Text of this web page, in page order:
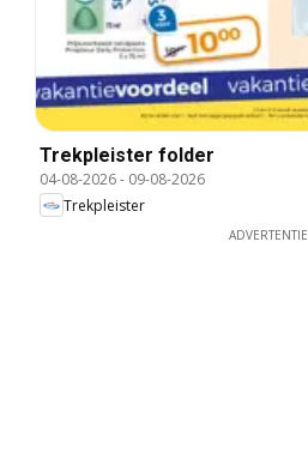
Trekpleister folder
04-08-2026- 09-08-2026
Trekpleister
ADVERTENTIE